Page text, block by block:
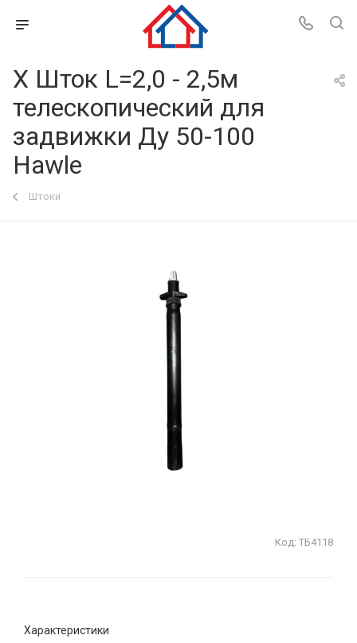
Х Шток L=2,0 - 2,5м
телескопический для
задвижки Ду 50-100
Hawle
Штоки
Код: ТБ4118
Характеристики